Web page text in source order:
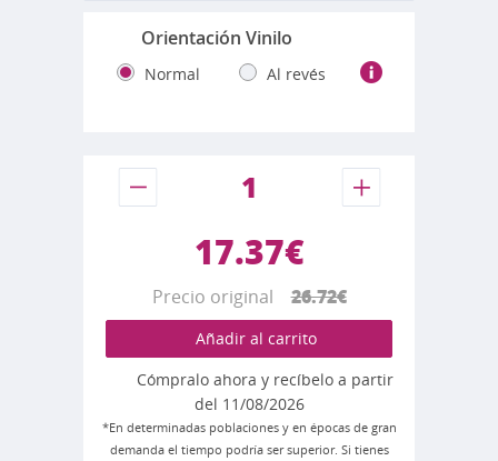
Orientación Vinilo
Normal Al revés
17.37€
Precio original26.72€
Añadir al carrito
Cómpralo ahora y recíbelo a partir
del 11/08/2026
*En determinadas poblaciones y en épocas de gran
demanda el tiempo podría ser superior. Si tienes